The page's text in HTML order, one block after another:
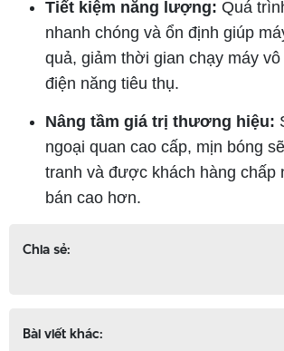
Tiết kiệm năng lượng: Quá
nhanh chóng và ổn định giúp
quả, giảm thời gian chạy máy
điện năng tiêu thụ.
Nâng tầm giá trị thương hiệu:
ngoại quan cao cấp, mịn bóng
tranh và được khách hàng chấp
bán cao hơn.
Chia sẻ:
Bài viết khác: